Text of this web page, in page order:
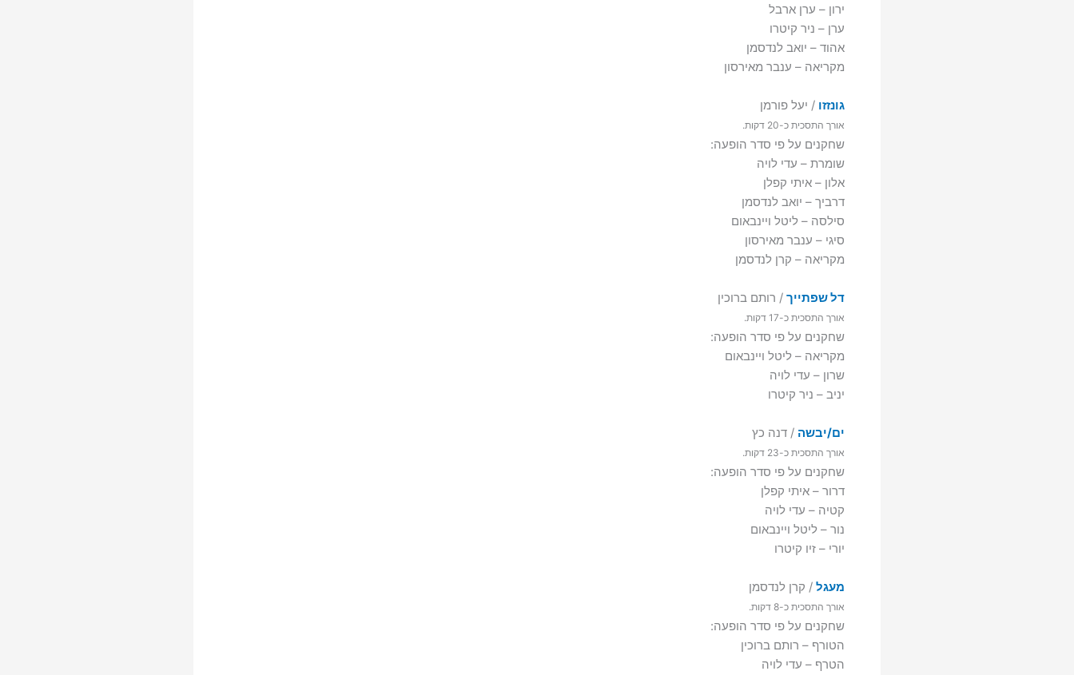
ירון – ערן ארבל
ערן – ניר קיטרו
אהוד – יואב לנדסמן
מקריאה – ענבר מאירסון
גונזזו / יעל פורמן
אורך התסכית כ-‏20 דקות.
שחקנים על פי סדר הופעה:
שומרת – עדי לויה
אלון – איתי קפלן
דרביך – יואב לנדסמן
סילסה – ליטל ויינבאום
סיגי – ענבר מאירסון
מקריאה – קרן לנדסמן
דל שפתייך / רותם ברוכין
אורך התסכית כ-‏17 דקות.
שחקנים על פי סדר הופעה:
מקריאה – ליטל ויינבאום
שרון – עדי לויה
יניב – ניר קיטרו
ים/יבשה / דנה כץ
אורך התסכית כ-‏23 דקות.
שחקנים על פי סדר הופעה:
דרור – איתי קפלן
קטיה – עדי לויה
נור – ליטל ויינבאום
יורי – זיו קיטרו
מעגל / קרן לנדסמן
אורך התסכית כ-‏8 דקות.
שחקנים על פי סדר הופעה:
הטורף – רותם ברוכין
הטרף – עדי לויה